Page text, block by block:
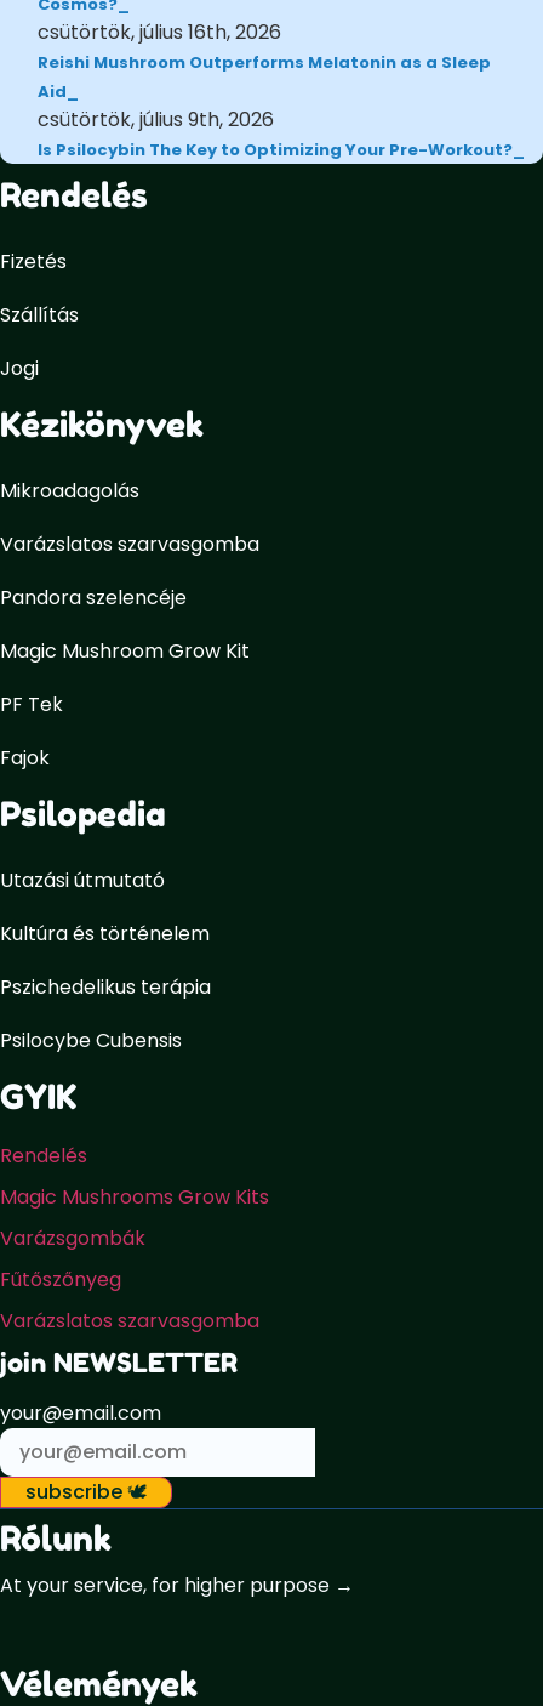
csütörtök, július 16th, 2026
Reishi Mushroom Outperforms Melatonin as a Sleep
Aid
csütörtök, július 9th, 2026
Is Psilocybin The Key to Optimizing Your Pre-Workout?
Rendelés
Fizetés
Szállítás
Jogi
Kézikönyvek
Mikroadagolás
Varázslatos szarvasgomba
Pandora szelencéje
Magic Mushroom Grow Kit
PF Tek
Fajok
Psilopedia
Utazási útmutató
Kultúra és történelem
Pszichedelikus terápia
Psilocybe Cubensis
GYIK
Rendelés
Magic Mushrooms Grow Kits
Varázsgombák
Fűtőszőnyeg
Varázslatos szarvasgomba
join NEWSLETTER
your@email.com
subscribe 🕊️
Rólunk
At your service, for higher purpose →
Vélemények